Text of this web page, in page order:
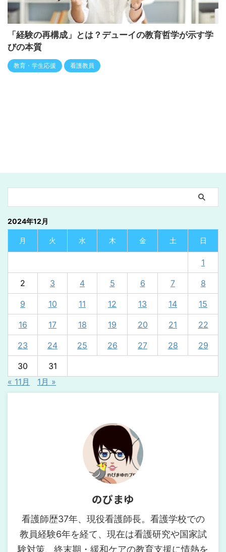
「経験の再構成」とは？デューイの教育哲学が示す学
びの本質
教育・学生応援 看護教員
2024年12月
月 火 水 木 金 土 日
1
2 3 4 5 6 7 8
9 10 11 12 13 14 15
16 17 18 19 20 21 22
23 24 25 26 27 28 29
30
31
« 11月
1月 »
のぴまゆ
看護師歴37年、現役看護師長。看護学校での
教員経験6年を経て、現在は看護研究や国家試
験対策、終末期・緩和ケアの教育支援に情熱を